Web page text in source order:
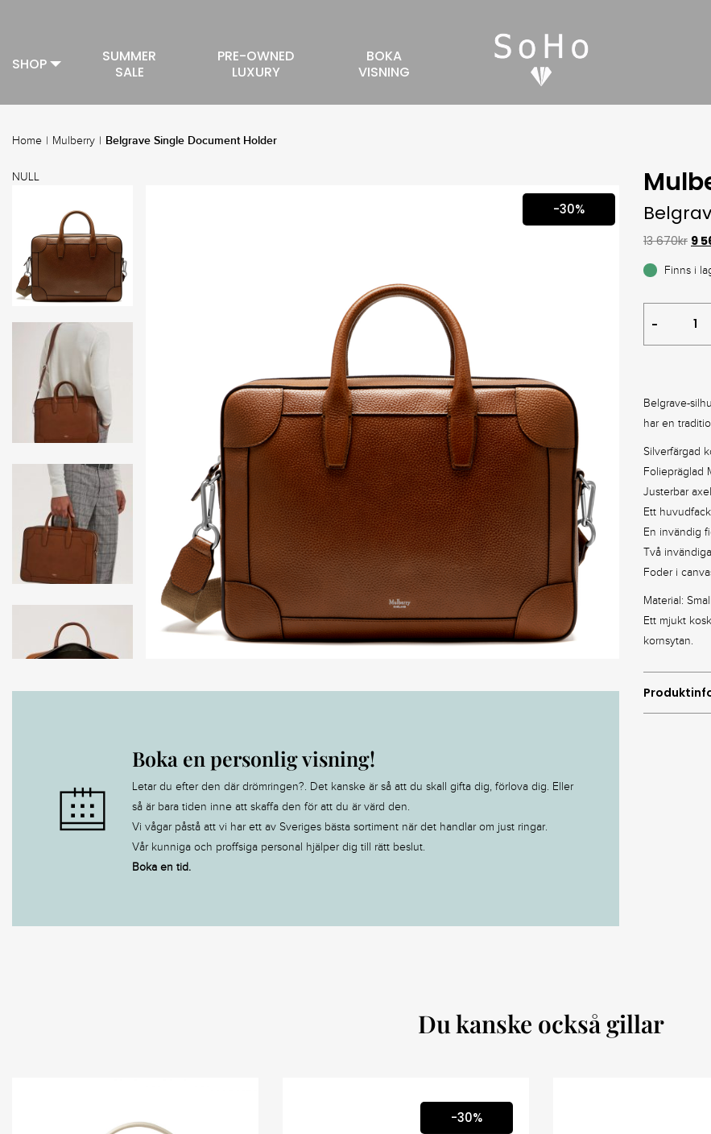
SHOP
SUMMER
SALE
PRE-OWNED
LUXURY
BOKA
VISNING
Home | Mulberry | Belgrave Single Document Holder
NULL
-30%
Boka en personlig visning!
Letar du efter den där drömringen?. Det kanske är så att du skall gifta dig, förlova dig. Eller
så är bara tiden inne att skaffa den för att du är värd den.
Vi vågar påstå att vi har ett av Sveriges bästa sortiment när det handlar om just ringar.
Vår kunniga och proffsiga personal hjälper dig till rätt beslut.
Boka en tid.
13 670kr 9
Finns i
Single
Document
Belgrave-
har en
Silverfärgad
Foliepräglad
Justerbar
Ett
En invändig
Två
Foder i
Material:
Ett mjukt
kornsytan.
Du kanske också gillar
-30%